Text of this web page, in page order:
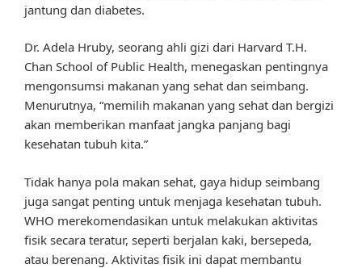
jantung dan diabetes.
Dr. Adela Hruby, seorang ahli gizi dari Harvard T.H.
Chan School of Public Health, menegaskan pentingnya
mengonsumsi makanan yang sehat dan seimbang.
Menurutnya, “memilih makanan yang sehat dan bergizi
akan memberikan manfaat jangka panjang bagi
kesehatan tubuh kita.”
Tidak hanya pola makan sehat, gaya hidup seimbang
juga sangat penting untuk menjaga kesehatan tubuh.
WHO merekomendasikan untuk melakukan aktivitas
fisik secara teratur, seperti berjalan kaki, bersepeda,
atau berenang. Aktivitas fisik ini dapat membantu